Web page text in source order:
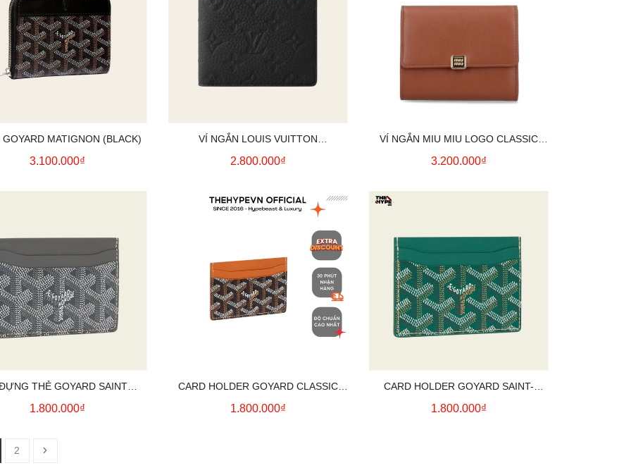
GOYARD MATIGNON (BLACK)
3.100.000₫
VÍ NGẮN LOUIS VUITTON
MONOGRAM TAURILLON (BLACK)
2.800.000₫
VÍ NGẮN MIU MIU LOGO CLASSIC
(BROWN)
3.200.000₫
THẺ GOYARD SAINT
CARD HOLDER (GREY)
1.800.000₫
CARD HOLDER GOYARD CLASSIC
(TAN-BLACK) [MIRROR QUALITY]
1.800.000₫
CARD HOLDER GOYARD SAINT-
SULPICE (GREEN) [MIRROR QUALITY]
1.800.000₫
2